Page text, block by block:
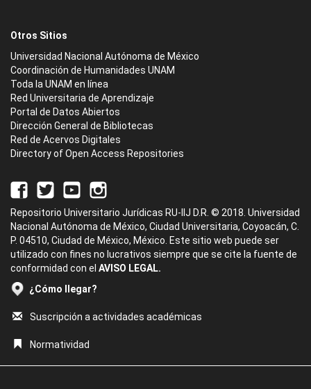
Otros Sitios
Universidad Nacional Autónoma de México
Coordinación de Humanidades UNAM
Toda la UNAM en línea
Red Universitaria de Aprendizaje
Portal de Datos Abiertos
Dirección General de Bibliotecas
Red de Acervos Digitales
Directory of Open Access Repositories
Repositorio Universitario Jurídicas RU-IIJ D.R. © 2018. Universidad
Nacional Autónoma de México, Ciudad Universitaria, Coyoacán, C.
P. 04510, Ciudad de México, México. Este sitio web puede ser
utilizado con fines no lucrativos siempre que se cite la fuente de
conformidad con el AVISO LEGAL.
¿Cómo llegar?
Suscripción a actividades académicas
Normatividad